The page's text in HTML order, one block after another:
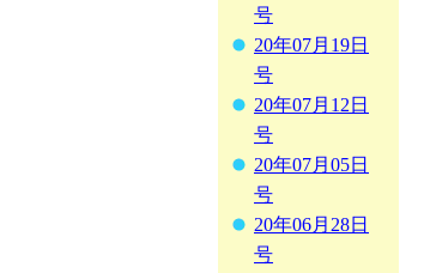
号
20年07月19日
号
20年07月12日
号
20年07月05日
号
20年06月28日
号